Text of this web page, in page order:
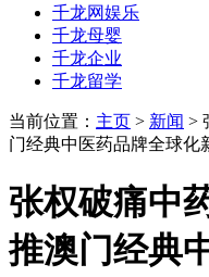
千龙网娱乐
千龙母婴
千龙企业
千龙留学
当前位置： 主页 > 新闻 >
门经典中医药品牌全球化
张权破痛中
推澳门经典